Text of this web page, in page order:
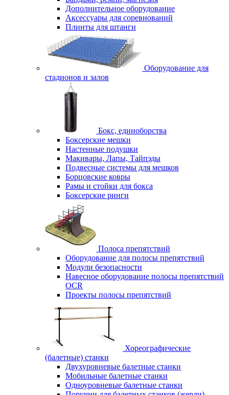
Дополнительное оборудование
Аксессуары для соревнований
Плинты для штанги
Оборудование для
стадионов и залов
Бокс, единоборства
Боксерские мешки
Настенные подушки
Макивары, Лапы, Тайпэды
Подвесные системы для мешков
Борцовские ковры
Рамы и стойки для бокса
Боксерские ринги
Полоса препятствий
Оборудование для полосы препятствий
Модули безопасности
Навесное оборудование полосы препятствий
OCR
Проекты полосы препятствий
Хореографические
(балетные) станки
Двухуровневые балетные станки
Мобильные балетные станки
Одноуровневые балетные станки